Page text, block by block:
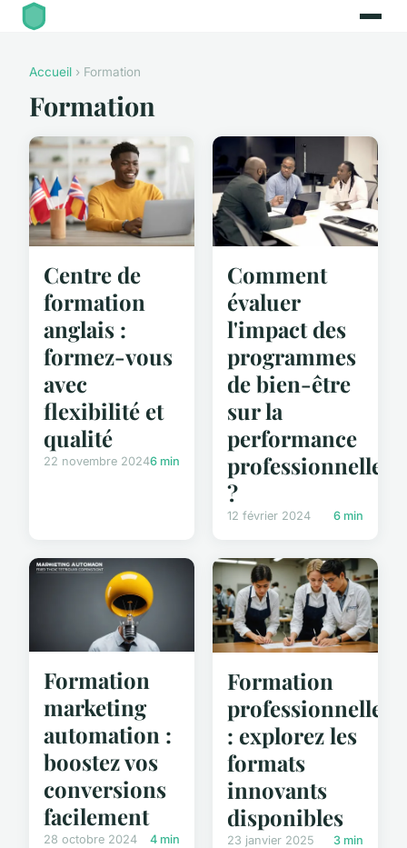
Accueil › Formation
Formation
Centre de
formation
anglais :
formez-vous
avec
flexibilité et
qualité
22 novembre 20246 min
Comment
évaluer
l'impact des
programmes
de bien-être
sur la
performance
professionnelle
?
12 février 2024 6 min
Formation
marketing
automation :
boostez vos
conversions
facilement
28 octobre 2024 4 min
Formation
professionnelle
: explorez les
formats
innovants
disponibles
23 janvier 2025 3 min